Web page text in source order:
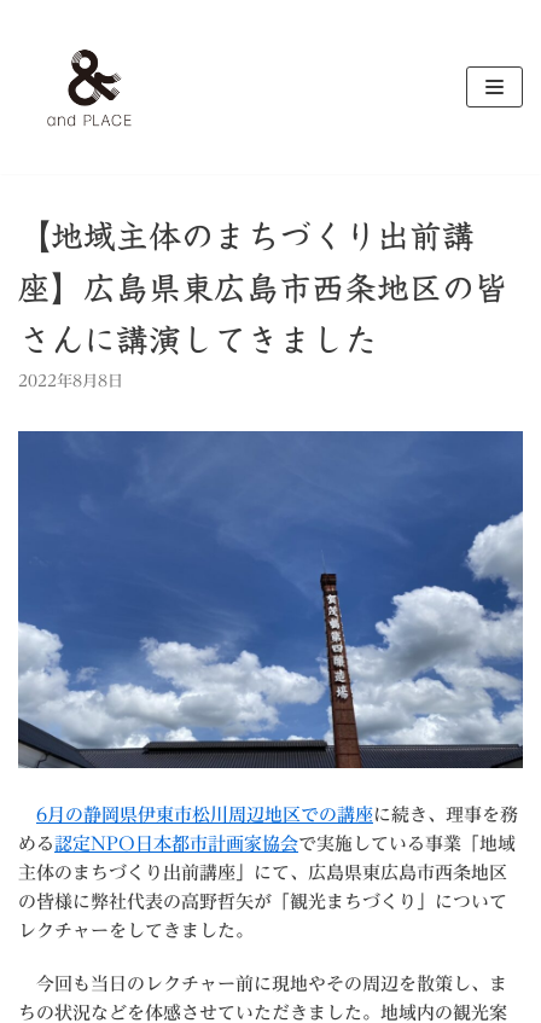
ッ
プ
【地域主体のまちづくり出前講
座】広島県東広島市西条地区の皆
さんに講演してきました
2022年8月8日
6月の静岡県伊東市松川周辺地区での講座に続き、理事を務
める認定NPO日本都市計画家協会で実施している事業「地域
主体のまちづくり出前講座」にて、広島県東広島市西条地区
の皆様に弊社代表の高野哲矢が「観光まちづくり」について
レクチャーをしてきました。
今回も当日のレクチャー前に現地やその周辺を散策し、ま
ちの状況などを体感させていただきました。地域内の観光案